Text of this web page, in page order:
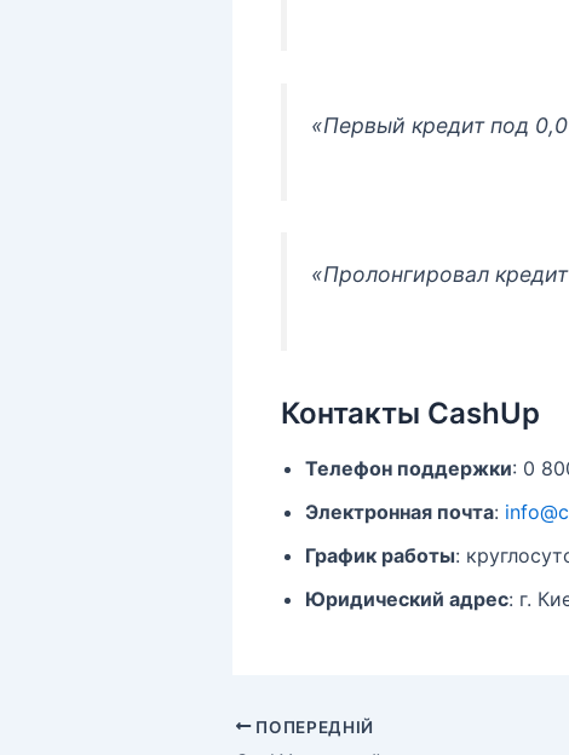
«Первый кредит под
«Пролонгировал
Контакты CashUp
Телефон поддержки: 0
Электронная почта:
График работы:
Юридический адрес: г.
ПОПЕРЕДНІЙ